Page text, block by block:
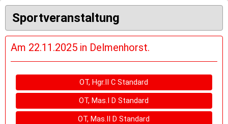
Sportveranstaltung
Am 22.11.2025 in Delmenhorst.
OT, Hgr.II C Standard
OT, Mas.I D Standard
OT, Mas.II D Standard